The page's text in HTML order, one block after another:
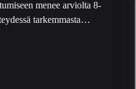
menee arviolta 8-
tarkemmasta…